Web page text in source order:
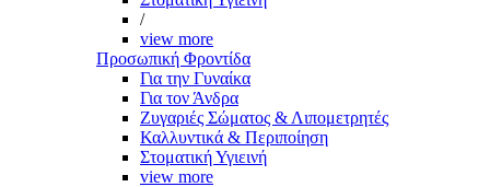
/
view more
Προσωπική Φροντίδα
Για την Γυναίκα
Για τον Άνδρα
Ζυγαριές Σώματος & Λιπομετρητές
Καλλυντικά & Περιποίηση
Στοματική Υγιεινή
view more